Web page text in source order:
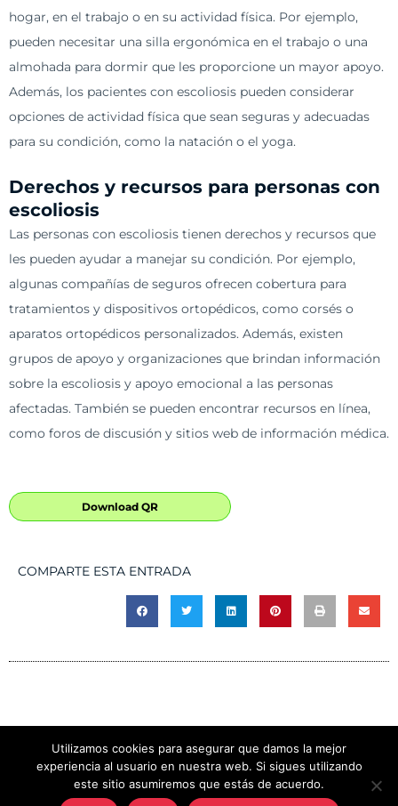
hogar, en el trabajo o en su actividad física. Por ejemplo,
pueden necesitar una silla ergonómica en el trabajo o una
almohada para dormir que les proporcione un mayor apoyo.
Además, los pacientes con escoliosis pueden considerar
opciones de actividad física que sean seguras y adecuadas
para su condición, como la natación o el yoga.
Derechos y recursos para personas con
escoliosis
Las personas con escoliosis tienen derechos y recursos que
les pueden ayudar a manejar su condición. Por ejemplo,
algunas compañías de seguros ofrecen cobertura para
tratamientos y dispositivos ortopédicos, como corsés o
aparatos ortopédicos personalizados. Además, existen
grupos de apoyo y organizaciones que brindan información
sobre la escoliosis y apoyo emocional a las personas
afectadas. También se pueden encontrar recursos en línea,
como foros de discusión y sitios web de información médica.
Download QR
COMPARTE ESTA ENTRADA
Copyright © 2026 CLÍNICA EL CAMPANARIO
Utilizamos cookies para asegurar que damos la mejor
experiencia al usuario en nuestra web. Si sigues utilizando
este sitio asumiremos que estás de acuerdo.